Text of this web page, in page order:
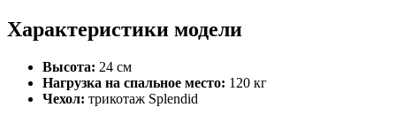
Характеристики модели
Высота: 24 см
Нагрузка на спальное место: 120 кг
Чехол: трикотаж Splendid